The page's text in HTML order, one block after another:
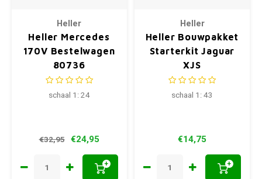
Heller
Heller Mercedes
170V Bestelwagen
80736
schaal 1: 24
€32,95 €24,95
+
Heller
Heller Bouwpakket
Starterkit Jaguar
XJS
schaal 1: 43
€14,75
+